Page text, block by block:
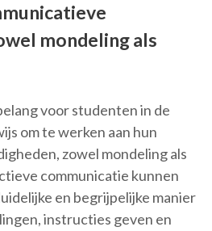
mondeling als
voor studenten in de
om te werken aan hun
zowel mondeling als
communicatie kunnen
en begrijpelijke manier
instructies geven en